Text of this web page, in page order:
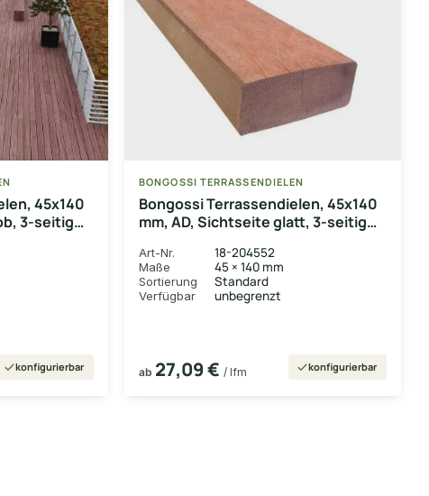
45x140
3-seitig
konfigurierbar
BONGOSSI TERRASSENDIELEN
Bongossi Terrassendielen, 45x140
mm, AD, Sichtseite glatt, 3-seitig
Art-Nr. 18-204552
Maße 45 × 140 mm
Sortierung Standard
Verfügbar unbegrenzt
ab 27,09 € / lfm konfigurierbar